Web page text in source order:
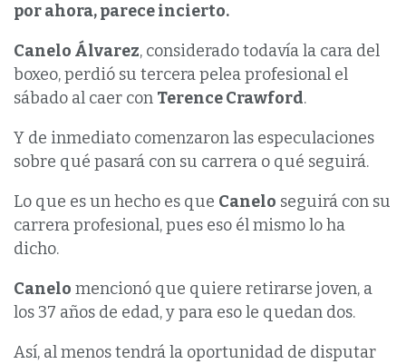
por ahora, parece incierto.
Canelo Álvarez, considerado todavía la cara del
boxeo, perdió su tercera pelea profesional el
sábado al caer con Terence Crawford.
Y de inmediato comenzaron las especulaciones
sobre qué pasará con su carrera o qué seguirá.
Lo que es un hecho es que Canelo seguirá con su
carrera profesional, pues eso él mismo lo ha
dicho.
Canelo mencionó que quiere retirarse joven, a
los 37 años de edad, y para eso le quedan dos.
Así, al menos tendrá la oportunidad de disputar